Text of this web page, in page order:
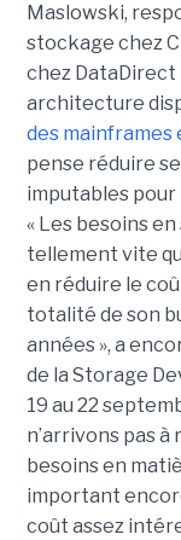
Maslowski,
stockage chez
chez DataDirect
architecture
des mainframes
pense réduire
imputables pour
« Les besoins
tellement vite
en réduire le
totalité de son
années », a
de la Storage
19 au 22
n’arrivons pas
besoins en
important
coût assez